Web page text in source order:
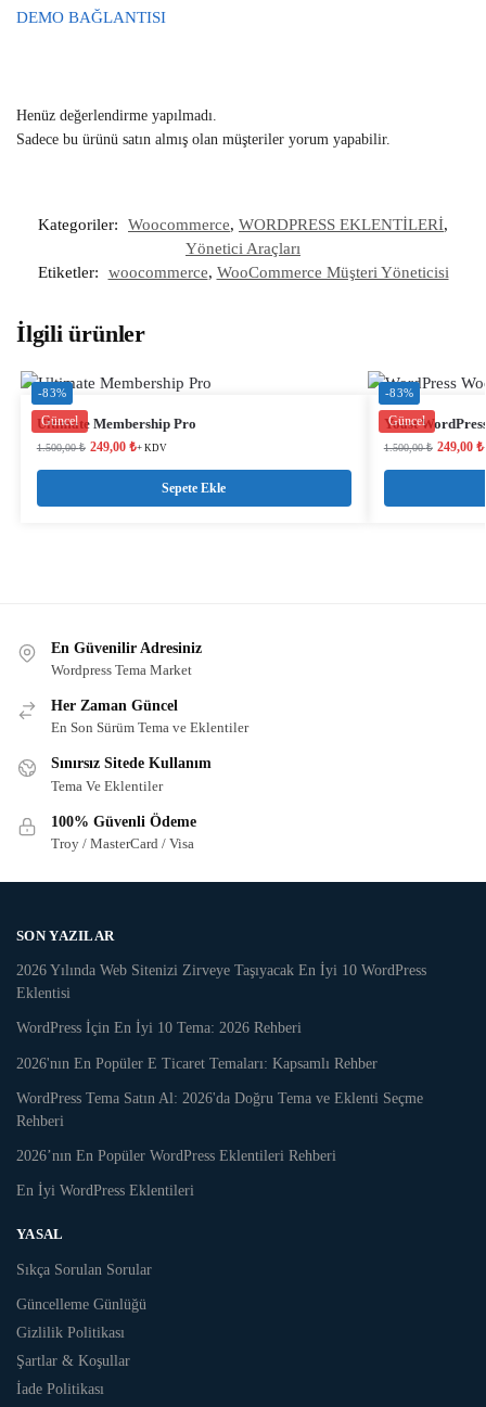
DEMO BAĞLANTISI
Henüz değerlendirme yapılmadı.
Sadece bu ürünü satın almış olan müşteriler yorum yapabilir.
Kategoriler: Woocommerce, WORDPRESS EKLENTİLERİ,
Yönetici Araçları
Etiketler:
woocommerce, WooCommerce Müşteri Yöneticisi
İlgili ürünler
-83%
Güncel
Ultimate Membership Pro
1.500,00₺ 249,00 ₺+ KDV
Sepete Ekle
-83%
Güncel
Yoast
1.500,00₺ 249,00 ₺
En Güvenilir Adresiniz
Wordpress Tema Market
Her Zaman Güncel
En Son Sürüm Tema ve Eklentiler
Sınırsız Sitede Kullanım
Tema Ve Eklentiler
100% Güvenli Ödeme
Troy / MasterCard / Visa
SON YAZILAR
2026 Yılında Web Sitenizi Zirveye Taşıyacak En İyi 10 WordPress
Eklentisi
WordPress İçin En İyi 10 Tema: 2026 Rehberi
2026'nın En Popüler E Ticaret Temaları: Kapsamlı Rehber
WordPress Tema Satın Al: 2026'da Doğru Tema ve Eklenti Seçme
Rehberi
2026’nın En Popüler WordPress Eklentileri Rehberi
En İyi WordPress Eklentileri
YASAL
Sıkça Sorulan Sorular
Güncelleme Günlüğü
Gizlilik Politikası
Şartlar & Koşullar
İade Politikası